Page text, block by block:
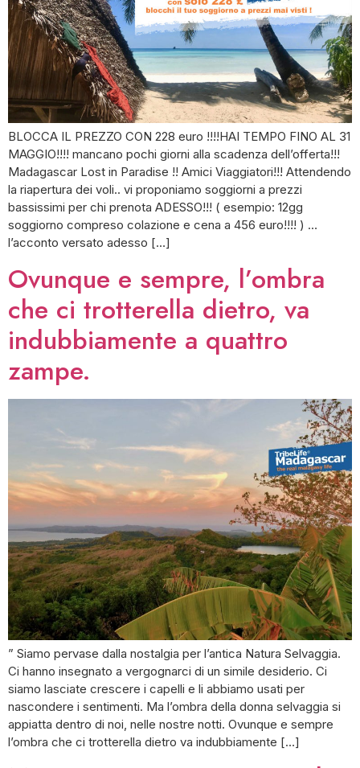
BLOCCA IL PREZZO CON 228 euro !!!!HAI TEMPO FINO AL 31
MAGGIO!!!! mancano pochi giorni alla scadenza dell’offerta!!!
Madagascar Lost in Paradise !! Amici Viaggiatori!!! Attendendo
la riapertura dei voli.. vi proponiamo soggiorni a prezzi
bassissimi per chi prenota ADESSO!!! ( esempio: 12gg
soggiorno compreso colazione e cena a 456 euro!!!! ) …
l’acconto versato adesso […]
Ovunque e sempre, l’ombra
che ci trotterella dietro, va
indubbiamente a quattro
zampe.
” Siamo pervase dalla nostalgia per l’antica Natura Selvaggia.
Ci hanno insegnato a vergognarci di un simile desiderio. Ci
siamo lasciate crescere i capelli e li abbiamo usati per
nascondere i sentimenti. Ma l’ombra della donna selvaggia si
appiatta dentro di noi, nelle nostre notti. Ovunque e sempre
l’ombra che ci trotterella dietro va indubbiamente […]